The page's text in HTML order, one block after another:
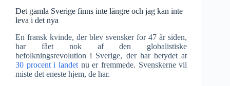
Det gamla Sverige finns inte längre och jag kan inte
leva i det nya
En fransk kvinde, der blev svensker for 47 år siden,
har fået nok af den globalistiske
befolkningsrevolution i Sverige, der har betydet at
30 procent i landetnu er fremmede. Svenskerne vil
miste det eneste hjem, de har.